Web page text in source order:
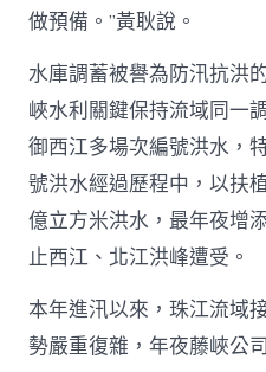
做預備。”黃耿說。
水庫調蓄被譽為防汛抗洪
峽水利關鍵保持流域同一
御西江多場次編號洪水，
號洪水經過歷程中，以扶
億立方米洪水，最年夜增
止西江、北江洪峰遭受。
本年進汛以來，珠江流域
勢嚴重復雜，年夜藤峽公